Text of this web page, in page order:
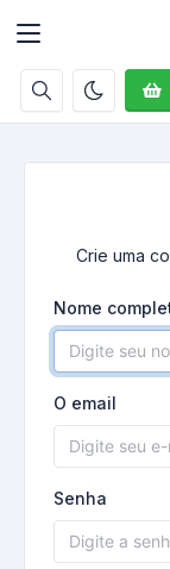
Crie uma
Nome
O email
Senha